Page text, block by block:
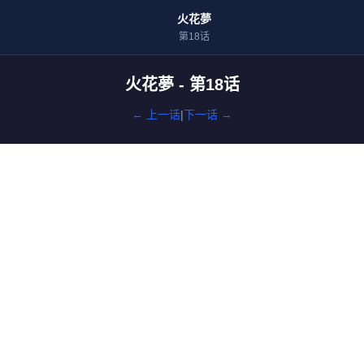
火花夢
第18话
火花夢 - 第18话
← 上一话|下一话 →